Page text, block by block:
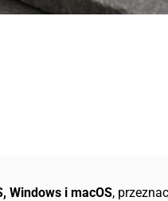
Windows i macOS,